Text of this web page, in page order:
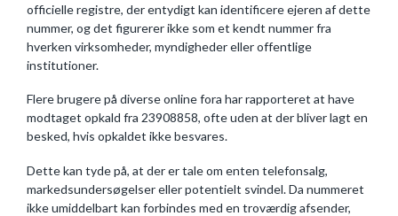
officielle registre, der entydigt kan identificere ejeren af dette
nummer, og det figurerer ikke som et kendt nummer fra
hverken virksomheder, myndigheder eller offentlige
institutioner.
Flere brugere på diverse online fora har rapporteret at have
modtaget opkald fra 23908858, ofte uden at der bliver lagt en
besked, hvis opkaldet ikke besvares.
Dette kan tyde på, at der er tale om enten telefonsalg,
markedsundersøgelser eller potentielt svindel. Da nummeret
ikke umiddelbart kan forbindes med en troværdig afsender,